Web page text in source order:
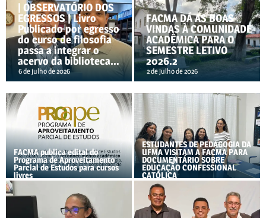
| OBSERVATÓRIO DOS
EGRESSOS | Livro
Publicado por egresso
do curso de filosofia
passa a integrar o
acervo da biblioteca…
6 de julho de 2026
FACMA DÁ AS BOAS
VINDAS À COMUNIDADE
ACADÊMICA PARA O
SEMESTRE LETIVO
2026.2
2 de julho de 2026
FACMA publica edital do
Programa de Aproveitamento
Parcial de Estudos para cursos
livres
ESTUDANTES DE PEDAGOGIA DA
UFMA VISITAM A FACMA PARA
DOCUMENTÁRIO SOBRE
EDUCAÇÃO CONFESSIONAL
CATÓLICA